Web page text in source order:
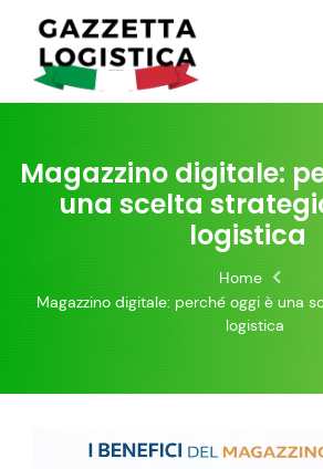
content
Magazzino digitale:
una scelta
logistica
Home
Magazzino digitale: perché oggi è una
logistica